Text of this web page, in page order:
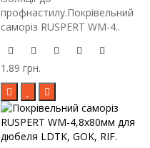
профнастилу.Покрівельний
саморіз RUSPERT WM-4..
1.89 грн.